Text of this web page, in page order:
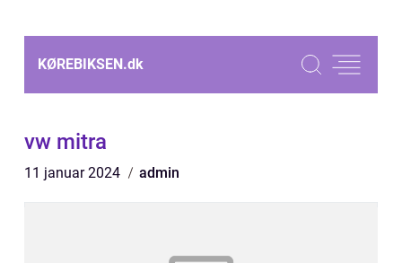
KØREBIKSEN.dk
vw mitra
11 januar 2024 admin